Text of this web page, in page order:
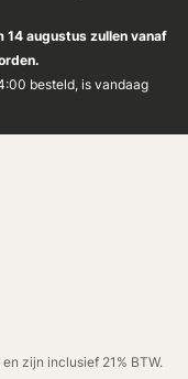
14 augustus zullen vanaf
besteld, is vandaag
zijn inclusief 21% BTW.